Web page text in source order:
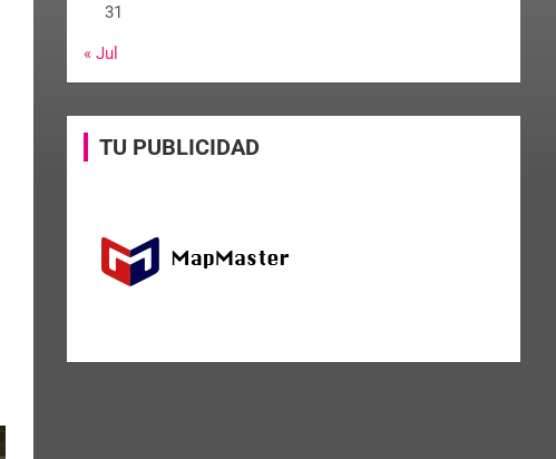
31
« Jul
TU PUBLICIDAD